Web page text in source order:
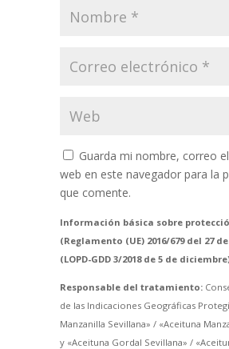
Guarda mi nombre, correo
web en este navegador para la
que comente.
Información básica sobre
(Reglamento (UE) 2016/679 del 27
(LOPD-GDD 3/2018 de 5 de
Responsable del tratamiento:
de las Indicaciones Geográficas
Manzanilla Sevillana» / «Aceituna
y «Aceituna Gordal Sevillana» /